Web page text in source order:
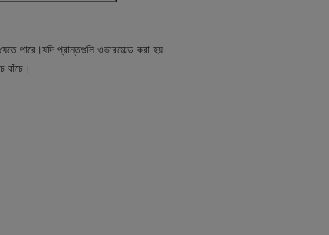
পারে।যদি প্রান্তগুলি ওভারমোল্ড করা হয়
বাঁচে।